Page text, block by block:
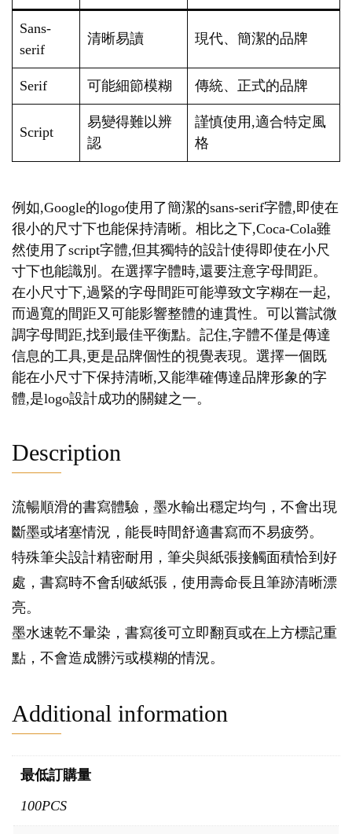
Sans-
serif
清晰易讀 現代、簡潔的品牌
Serif 可能細節模糊 傳統、正式的品牌
Script
易變得難以辨
認
謹慎使用,適合特定風
格
例如,Google的logo使用了簡潔的sans-serif字體,即使在
很小的尺寸下也能保持清晰。相比之下,Coca-Cola雖
然使用了script字體,但其獨特的設計使得即使在小尺
寸下也能識別。在選擇字體時,還要注意字母間距。
在小尺寸下,過緊的字母間距可能導致文字糊在一起,
而過寬的間距又可能影響整體的連貫性。可以嘗試微
調字母間距,找到最佳平衡點。記住,字體不僅是傳達
信息的工具,更是品牌個性的視覺表現。選擇一個既
能在小尺寸下保持清晰,又能準確傳達品牌形象的字
體,是logo設計成功的關鍵之一。
Description
流暢順滑的書寫體驗，墨水輸出穩定均勻，不會出現
斷墨或堵塞情況，能長時間舒適書寫而不易疲勞。
特殊筆尖設計精密耐用，筆尖與紙張接觸面積恰到好
處，書寫時不會刮破紙張，使用壽命長且筆跡清晰漂
亮。
墨水速乾不暈染，書寫後可立即翻頁或在上方標記重
點，不會造成髒污或模糊的情況。
Additional information
最低訂購量
100PCS